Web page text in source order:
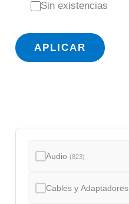
s
d
Sin existencias
APLICAR
Audio(823)
Cables y